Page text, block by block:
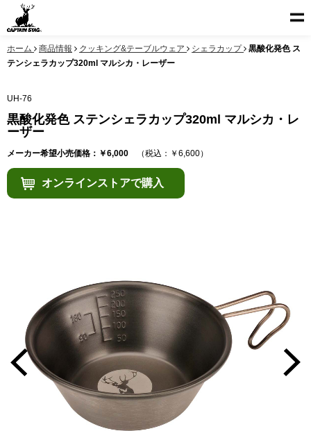
ホーム 商品情報 クッキング&テーブルウェア シェラカップ
黒酸化発色 ス
テンシェラカップ320ml マルシカ・レーザー
UH-76
黒酸化発色 ステンシェラカップ320ml マルシカ・レ
ーザー
メーカー希望小売価格：￥6,000 （税込：￥6,600）
オンラインストアで購入